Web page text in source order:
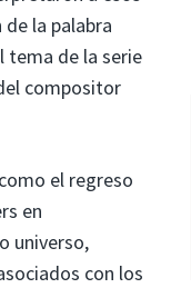
la palabra
tema de la serie
compositor
el regreso
en
universo,
con los